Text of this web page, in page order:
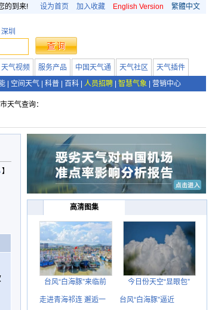
的到来! 设为首页 加入收藏 English Version 繁體中文
深圳
天气视频 服务产品 中国天气通 天气社区
天气插件
空间天气 科普 百科 人员招聘 智慧气象 营销中心
天气查询：
】
高清图集
台风“白海豚”来临前 今日份天空“显眼包”
走进青海祁连 邂逅一
台风“白海豚”逼近